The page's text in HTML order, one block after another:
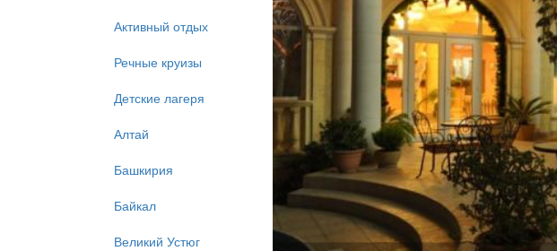
Активный отдых
Речные круизы
Детские лагеря
Алтай
Башкирия
Байкал
Великий Устюг